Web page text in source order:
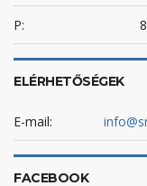
P:
ELÉRHETŐSÉGEK
E-mail:
FACEBOOK